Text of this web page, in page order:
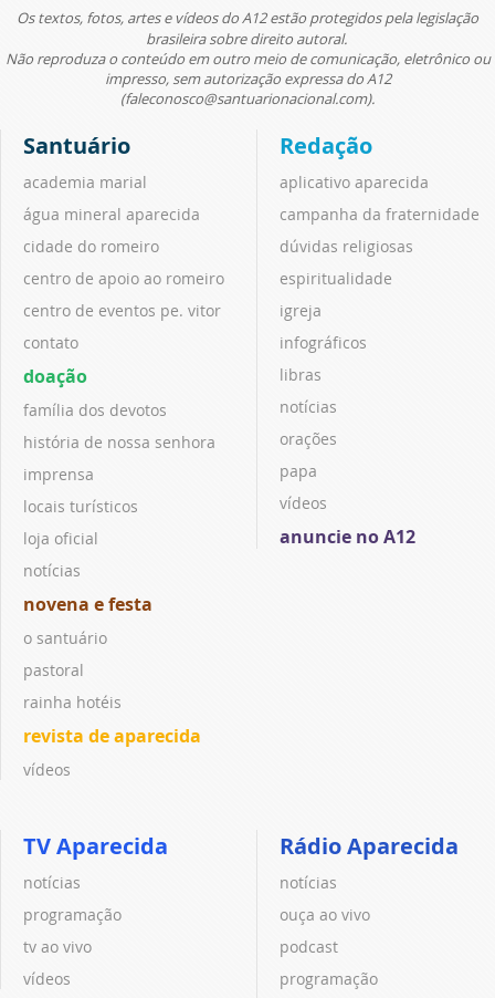
Os textos, fotos, artes e vídeos do A12 estão protegidos pela legislação
brasileira sobre direito autoral.
Não reproduza o conteúdo em outro meio de comunicação, eletrônico ou
impresso, sem autorização expressa do A12
(faleconosco@santuarionacional.com).
Santuário
academia marial
água mineral aparecida
cidade do romeiro
centro de apoio ao romeiro
centro de eventos pe. vitor
contato
doação
família dos devotos
história de nossa senhora
imprensa
locais turísticos
loja oficial
notícias
novena e festa
o santuário
pastoral
rainha hotéis
revista de aparecida
vídeos
Redação
aplicativo aparecida
campanha da fraternidade
dúvidas religiosas
espiritualidade
igreja
infográficos
libras
notícias
orações
papa
vídeos
anuncie no A12
TV Aparecida
notícias
programação
tv ao vivo
vídeos
Rádio Aparecida
notícias
ouça ao vivo
podcast
programação